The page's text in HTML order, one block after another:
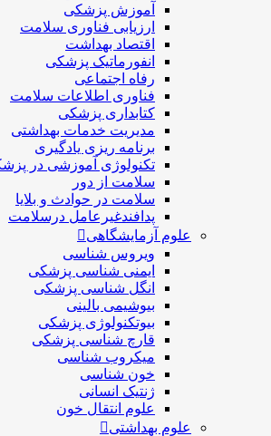
آموزش پزشکی
ارزیابی فناوری سلامت
اقتصاد بهداشت
انفورماتیک پزشکی
رفاه اجتماعی
فناوری اطلاعات سلامت
کتابداری پزشکی
مديريت خدمات بهداشتی
برنامه ریزی یادگیری
تکنولوژی آموزشی در
سلامت از دور
سلامت در حوادث و بلایا
پدافندغیرعامل درسلامت
علوم آزمایشگاهی
ویروس شناسی
ایمنی شناسی پزشكی
انگل شناسی پزشکی
بیوشیمی بالینی
بیوتکنولوژی پزشکی
قارچ شناسی پزشکی
ميكروب شناسی
خون شناسی
ژنتیک انسانی
علوم انتقال خون
علوم بهداشتی